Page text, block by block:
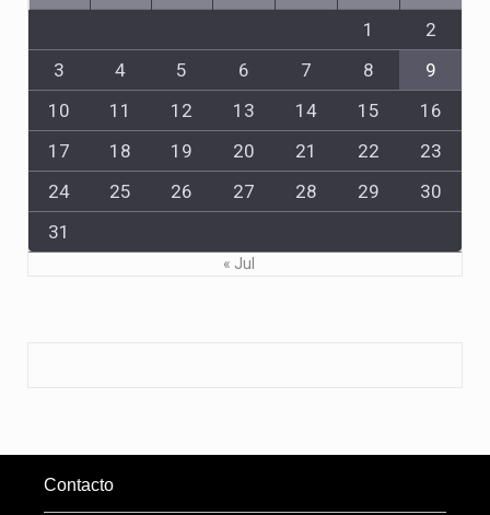
1
2
3
4 5 6 7 8
9
10
11 12 13 14 15
16
17
18 19 20 21 22
23
24
25 26 27 28 29
30
31
« Jul
Contacto